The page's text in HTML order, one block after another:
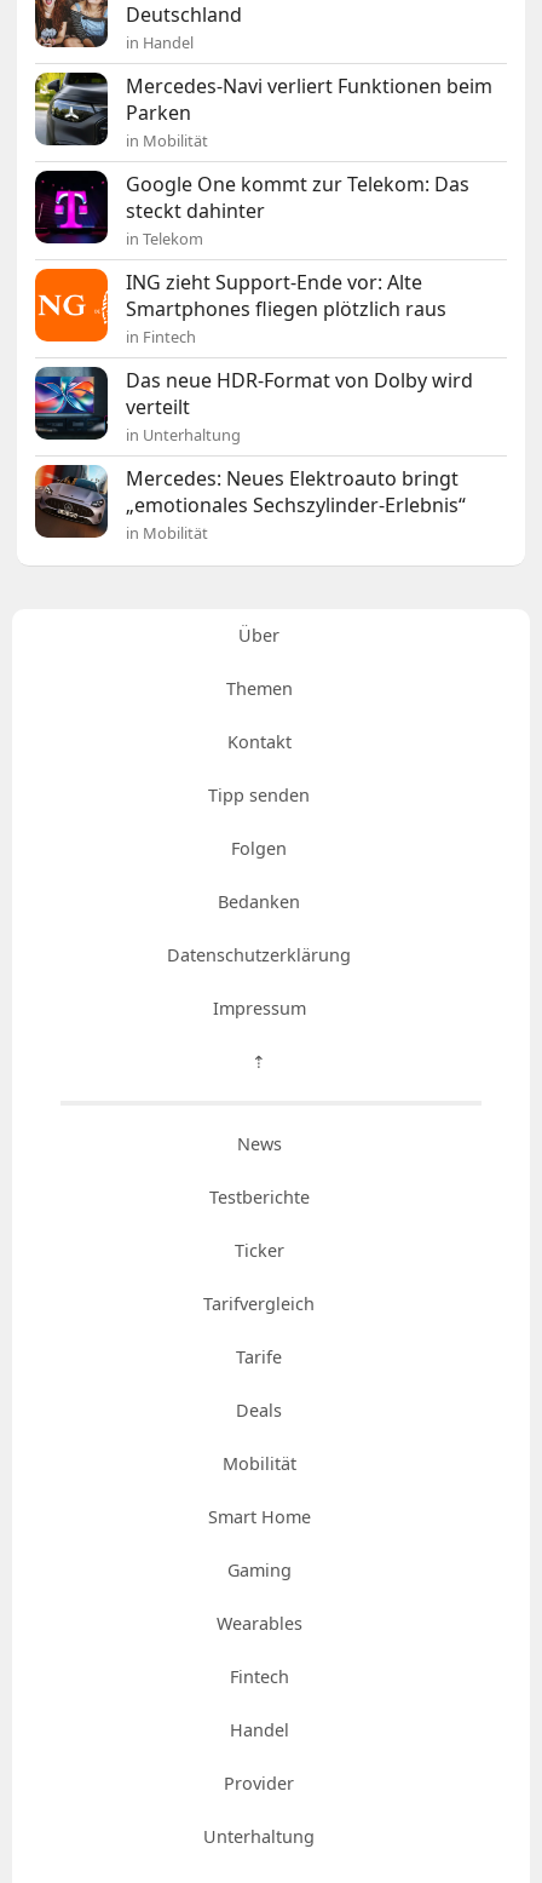
Deutschland
in Handel
Mercedes-Navi verliert Funktionen beim
Parken
in Mobilität
Google One kommt zur Telekom: Das
steckt dahinter
in Telekom
ING zieht Support-Ende vor: Alte
Smartphones fliegen plötzlich raus
in Fintech
Das neue HDR-Format von Dolby wird
verteilt
in Unterhaltung
Mercedes: Neues Elektroauto bringt
„emotionales Sechszylinder-Erlebnis“
in Mobilität
Über
Themen
Kontakt
Tipp senden
Folgen
Bedanken
Datenschutzerklärung
Impressum
⇡
News
Testberichte
Ticker
Tarifvergleich
Tarife
Deals
Mobilität
Smart Home
Gaming
Wearables
Fintech
Handel
Provider
Unterhaltung